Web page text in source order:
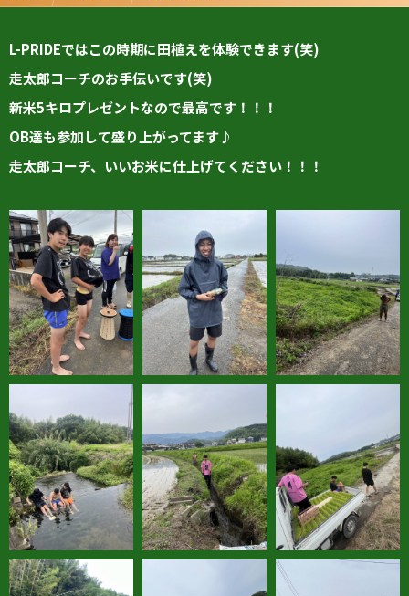
L-PRIDEではこの時期に田植えを体験できます(笑)
走太郎コーチのお手伝いです(笑)
新米5キロプレゼントなので最高です！！！
OB達も参加して盛り上がってます♪
走太郎コーチ、いいお米に仕上げてください！！！